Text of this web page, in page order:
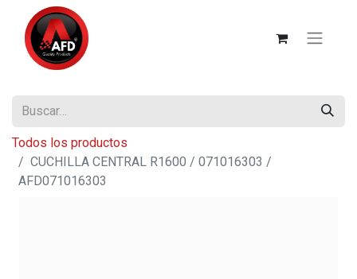
Todos los productos
CUCHILLA CENTRAL R1600 / 071016303 /
AFD071016303